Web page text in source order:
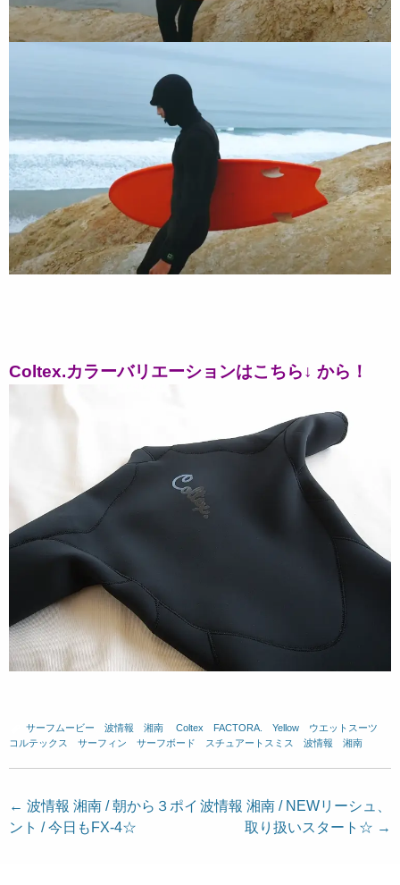
Coltex.カラーバリエーションはこちら↓ から！
サーフムービー 波情報 湘南 Coltex FACTORA. Yellow ウエットスーツ
コルテックス
サーフィン サーフボード スチュアートスミス 波情報 湘南
投
稿
← 波情報 湘南 / 朝から３ポイ
ント / 今日もFX-4☆
波情報 湘南 / NEWリーシュ、
取り扱いスタート☆ →